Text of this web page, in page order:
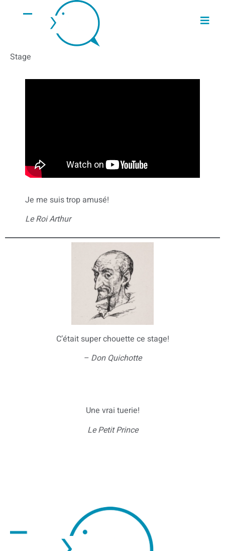
Stage
Je me suis trop amusé!
Le Roi Arthur
C’était super chouette ce stage!
– Don Quichotte
Une vrai tuerie!
Le Petit Prince